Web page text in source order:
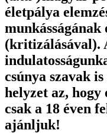
életpálya
munkásságának
(kritizálásával).
csúnya szavak
helyzet az, hogy
csak a 18 éven
ajánljuk!